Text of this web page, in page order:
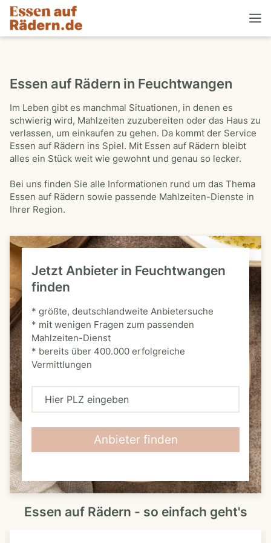
Essen auf Rädern in Feuchtwangen
Im Leben gibt es manchmal Situationen, in denen es
schwierig wird, Mahlzeiten zuzubereiten oder das Haus zu
verlassen, um einkaufen zu gehen. Da kommt der Service
Essen auf Rädern ins Spiel. Mit Essen auf Rädern bleibt
alles ein Stück weit wie gewohnt und genau so lecker.
Bei uns finden Sie alle Informationen rund um das Thema
Essen auf Rädern sowie passende Mahlzeiten-Dienste in
Ihrer Region.
Jetzt Anbieter in Feuchtwangen
finden
* größte, deutschlandweite Anbietersuche
* mit wenigen Fragen zum passenden
Mahlzeiten-Dienst
* bereits über 400.000 erfolgreiche
Vermittlungen
H
L
Z
Anbieter finden
Essen auf Rädern - so einfach geht's